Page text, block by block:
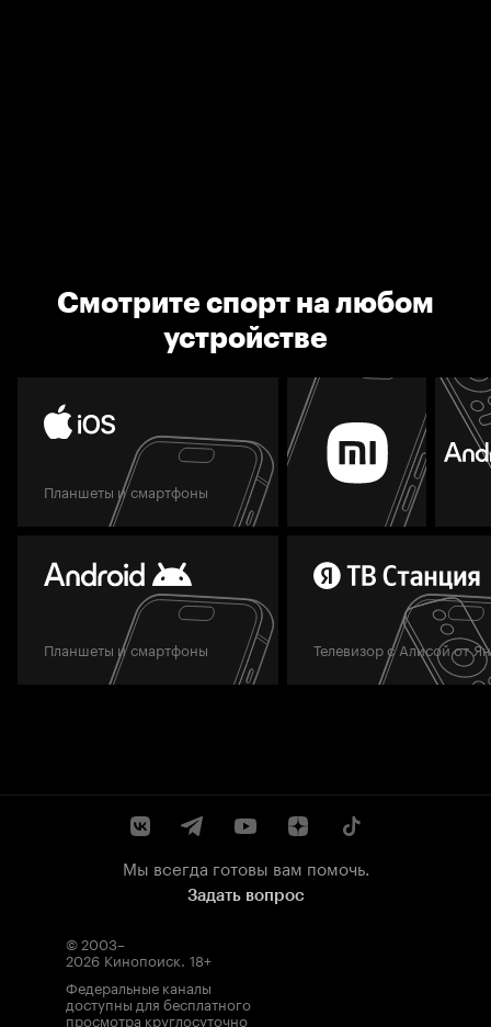
Смотрите спорт на любом
устройстве
Планшеты и смартфоны
Планшеты и смартфоны Телевизор с Алисой от
Мы всегда готовы вам помочь.
Задать вопрос
© 2003–
2026 Кинопоиск. 18+
Федеральные каналы
доступны для бесплатного
просмотра круглосуточно